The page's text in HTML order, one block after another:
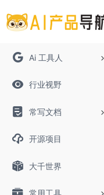
Ai 工具人
行业视野
常写文档
开源项目
大千世界
常用工具